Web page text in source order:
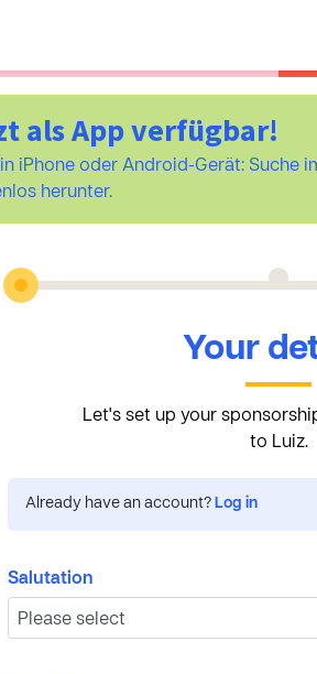
als App verfügbar!
iPhone oder Android-Gerät: Suche
herunter.
Your
Let's set up your
to Luiz.
Already have an account? Log in
Salutation